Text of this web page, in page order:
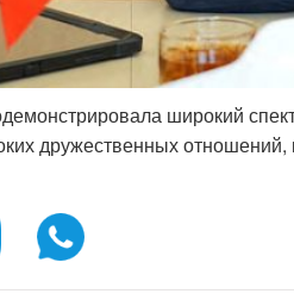
широкий
дружественных